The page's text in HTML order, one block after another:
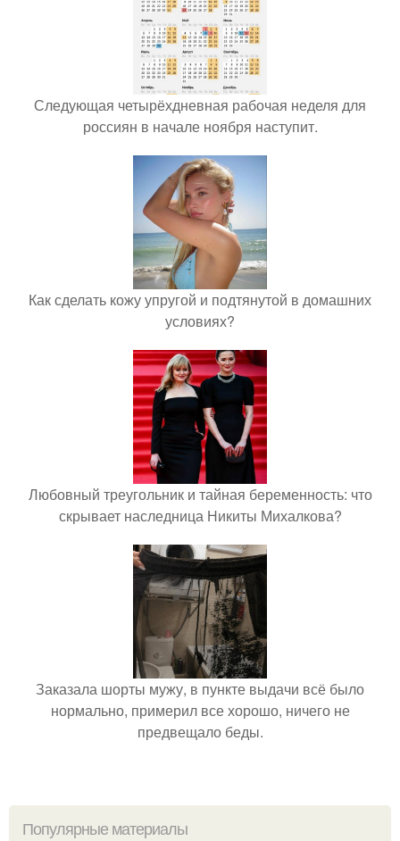
Следующая четырёхдневная рабочая неделя для
россиян в начале ноября наступит.
Как сделать кожу упругой и подтянутой в домашних
условиях?
Любовный треугольник и тайная беременность: что
скрывает наследница Никиты Михалкова?
Заказала шорты мужу, в пункте выдачи всё было
нормально, примерил все хорошо, ничего не
предвещало беды.
Популярные материалы